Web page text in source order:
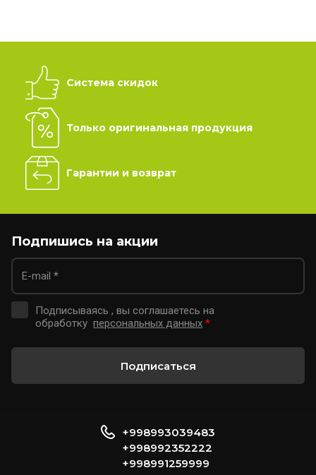
Система скидок
Только оригинальная продукция
Гарантии и возврат
Подпишись на акции
Подписываясь , вы соглашаетесь на
обработку персональных данных *
Подписаться
+998993039483
+998992352222
+998991259999